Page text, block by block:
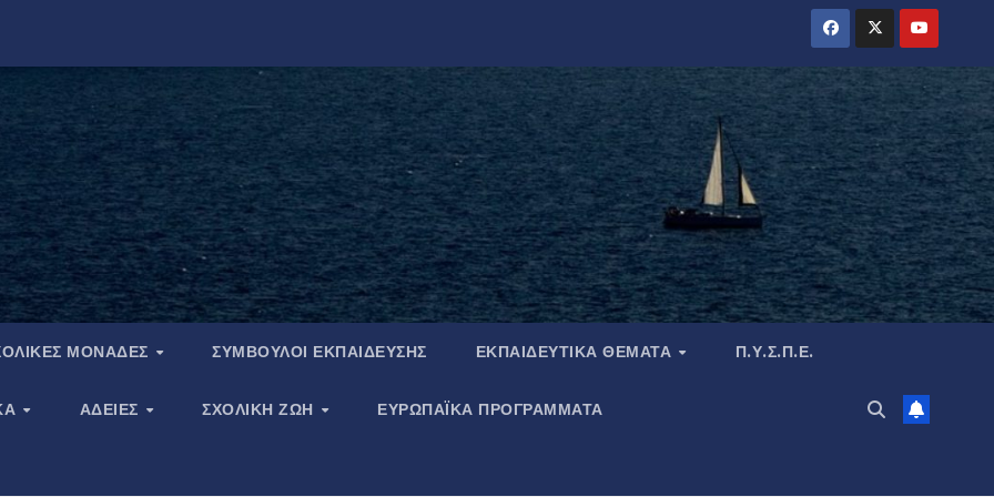
ΜΟΝΆΔΕΣ ΣΎΜΒΟΥΛΟΙ ΕΚΠΑΊΔΕΥΣΗΣ ΕΚΠΑΙΔΕΥΤΙΚΆ ΘΈΜΑΤΑ Π.Υ.Σ.Π.Ε.
ΆΔΕΙΕΣ ΣΧΟΛΙΚΉ ΖΩΉ ΕΥΡΩΠΑΪΚΑ ΠΡΟΓΡΑΜΜΑΤΑ